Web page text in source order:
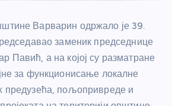
Варварин одржало је 39.
заменик председнице
Павић, а на којој су разматране
за функционисање локалне
предузећа, пољопривреде и